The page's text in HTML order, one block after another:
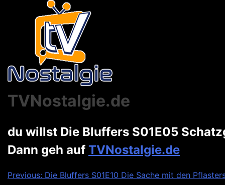
TVNostalgie.de
du willst Die Bluffers S01E05
Dann geh auf TVNostalgie.de
Beitragsnavigation
Previous: Die Bluffers S01E10 Die Sache mit den